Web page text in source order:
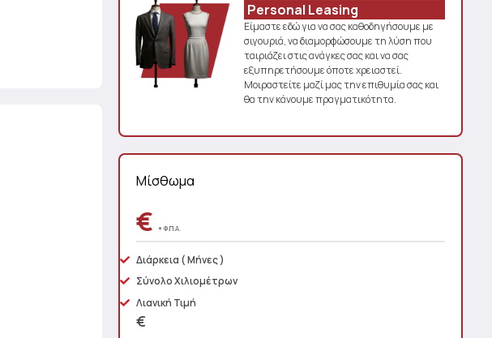
Personal Leasing
Είμαστε εδώ για να σας καθοδηγήσουμε με
σιγουριά, να διαμορφώσουμε τη λύση που
ταιριάζει στις ανάγκες σας και να σας
εξυπηρετήσουμε όποτε χρειαστεί.
Μοιραστείτε μαζί μας την επιθυμία σας και
θα την κάνουμε πραγματικότητα.
Μίσθωμα
€+ Φ.Π.Α.
Διάρκεια ( Μήνες )
Σύνολο Χιλιομέτρων
Λιανική Τιμή
€